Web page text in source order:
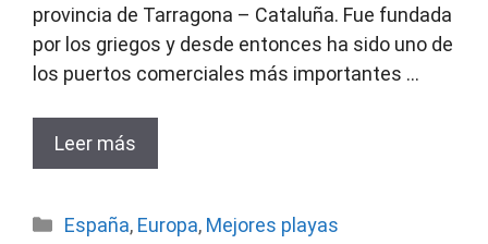
provincia de Tarragona – Cataluña. Fue fundada
por los griegos y desde entonces ha sido uno de
los puertos comerciales más importantes …
Leer más
Categorías
España, Europa, Mejores playas